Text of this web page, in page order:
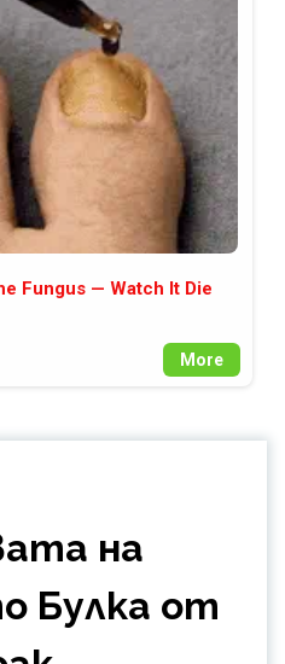
Fungus — Watch It Die
More
на
Булка от